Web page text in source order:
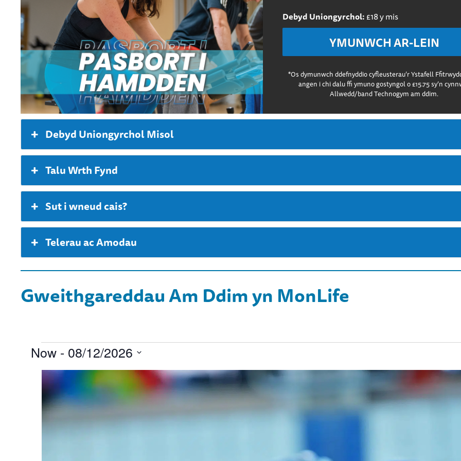
Debyd Uniongyrchol:£18 y mis
YMUNWCH AR-LEIN
*Os dymunwch ddefnyddio cyfleusterau’r Ystafell
angen i chi dalu ffi ymuno gostyngol o £15.75 sy’n
Allwedd/band Technogym am ddim.
Debyd Uniongyrchol Misol
Talu Wrth Fynd
Sut i wneud cais?
Telerau ac Amodau
Gweithgareddau Am Ddim yn MonLife
Digwyddiadau
Now - 08/12/2026
Select
date.List
of
events